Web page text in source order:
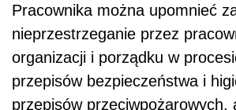
Pracownika można upomnieć
nieprzestrzeganie przez
organizacji i porządku w
przepisów bezpieczeństwa i
przepisów przeciwpożarowych,